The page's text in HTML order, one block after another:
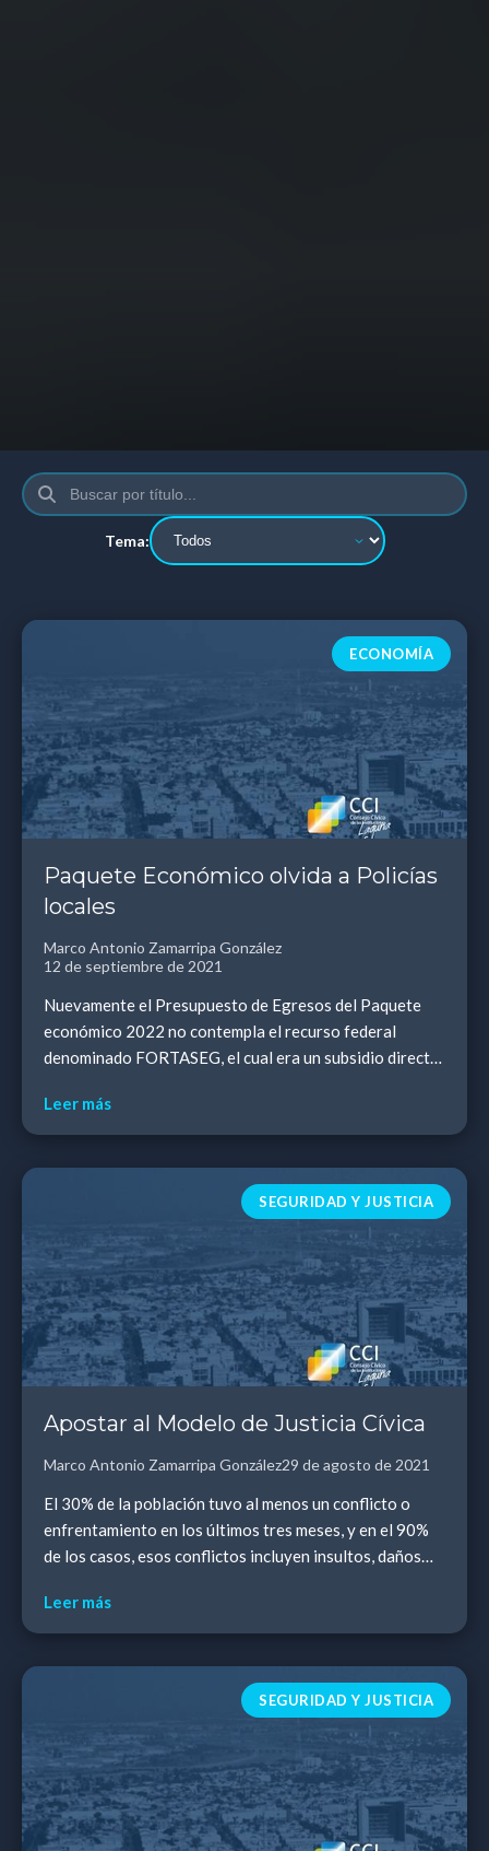
Tema:
ECONOMÍA
Paquete Económico olvida a Policías
locales
Marco Antonio Zamarripa González
12 de septiembre de 2021
Nuevamente el Presupuesto de Egresos del Paquete
económico 2022 no contempla el recurso federal
denominado FORTASEG, el cual era un subsidio directo
Leer más
SEGURIDAD Y JUSTICIA
Apostar al Modelo de Justicia Cívica
Marco Antonio Zamarripa González29 de agosto de 2021
El 30% de la población tuvo al menos un conflicto o
enfrentamiento en los últimos tres meses, y en el 90%
de los casos, esos conflictos incluyen insultos, daños
Leer más
SEGURIDAD Y JUSTICIA